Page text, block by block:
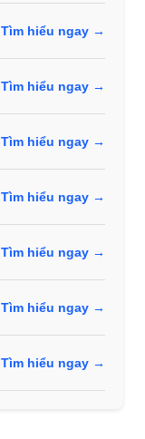
Tìm hiểu ngay →
Tìm hiểu ngay →
Tìm hiểu ngay →
Tìm hiểu ngay →
Tìm hiểu ngay →
Tìm hiểu ngay →
Tìm hiểu ngay →